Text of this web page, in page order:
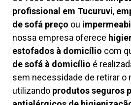
profissional em Tucuruvi,
de sofá preço ou
nossa empresa oferece
estofados à domicílio com
de sofá à domicílio é
sem necessidade de retirar o
utilizando produtos seguros